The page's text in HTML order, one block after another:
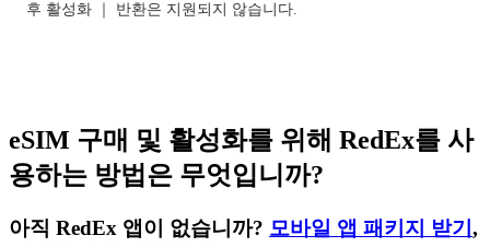
후 활성화 ｜ 반환은 지원되지 않습니다.
eSIM 구매 및 활성화를 위해 RedEx를 사
용하는 방법은 무엇입니까?
아직 RedEx 앱이 없습니까? 모바일 앱 패키지 받기 ,